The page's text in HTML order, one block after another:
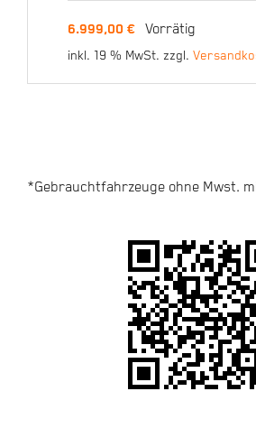
Signature / M
6.999,00€ Vorrätig
inkl. 19 % MwSt. zzgl.
*Gebrauchtfahrzeuge ohne Mwst.